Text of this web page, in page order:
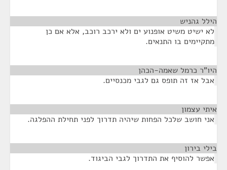
הילל גהניש
לא ישיט משיט אופנוע ים ולא ירכב רוכב, אלא אם כן
מתקיימים בו התנאים.
היו"ר כרמל שאמה-הכהן
אבל אז זה תופס גם לגבי מכנסיים.
איתי עצמון
אני חושב שלכל הפחות שיהיה תדרוך לפני תחילת ההפלגה.
בילי בירון
אפשר להוסיף את התדרוך לגבי הביגוד.